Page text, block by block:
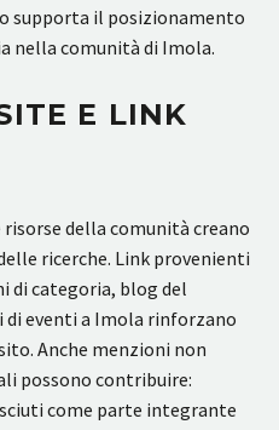
supporta il posizionamento
nella comunità di Imola.
E LINK
della comunità creano
ricerche. Link provenienti
di categoria, blog del
eventi a Imola rinforzano
Anche menzioni non
possono contribuire:
come parte integrante